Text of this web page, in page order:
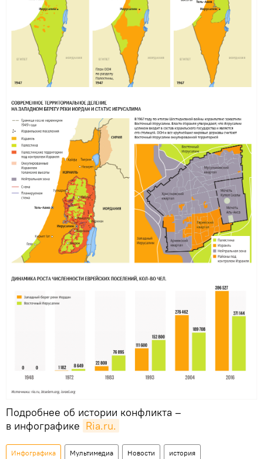
Подробнее об истории конфликта –
в инфографике Ria.ru.
Инфографика Мультимедиа Новости история